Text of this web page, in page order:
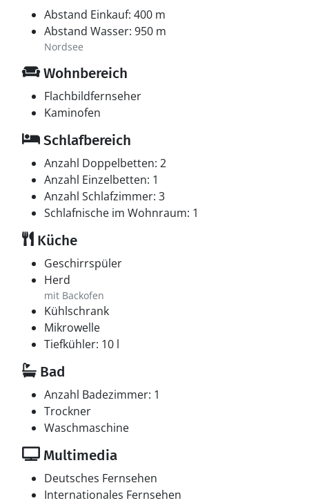
Abstand Einkauf: 400 m
Abstand Wasser: 950 m
Nordsee
Wohnbereich
Flachbildfernseher
Kaminofen
Schlafbereich
Anzahl Doppelbetten: 2
Anzahl Einzelbetten: 1
Anzahl Schlafzimmer: 3
Schlafnische im Wohnraum: 1
Küche
Geschirrspüler
Herd
mit Backofen
Kühlschrank
Mikrowelle
Tiefkühler: 10 l
Bad
Anzahl Badezimmer: 1
Trockner
Waschmaschine
Multimedia
Deutsches Fernsehen
Internationales Fernsehen